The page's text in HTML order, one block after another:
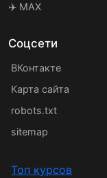
✈️ MAX
Соцсети
ВКонтакте
Карта сайта
robots.txt
sitemap
Топ курсов